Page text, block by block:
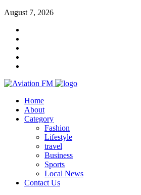
August 7, 2026
Home
About
Category
Fashion
Lifestyle
travel
Business
Sports
Local News
Contact Us